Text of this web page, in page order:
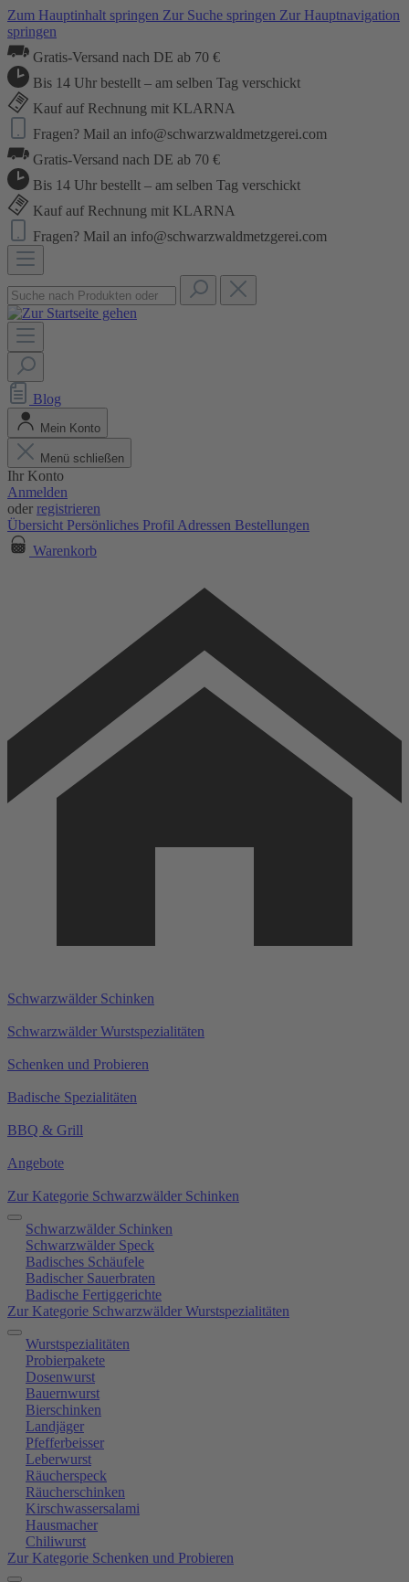
Zum Hauptinhalt springen Zur Suche springen Zur Hauptnavigation
springen
Gratis-Versand nach DE ab 70 €
Bis 14 Uhr bestellt – am selben Tag verschickt
Kauf auf Rechnung mit KLARNA
Fragen? Mail an info@schwarzwaldmetzgerei.com
Gratis-Versand nach DE ab 70 €
Bis 14 Uhr bestellt – am selben Tag verschickt
Kauf auf Rechnung mit KLARNA
Fragen? Mail an info@schwarzwaldmetzgerei.com
Blog
Mein Konto
Menü schließen
Ihr Konto
Anmelden
oder registrieren
Übersicht Persönliches Profil Adressen Bestellungen
Warenkorb
Schwarzwälder Schinken
Schwarzwälder Wurstspezialitäten
Schenken und Probieren
Badische Spezialitäten
BBQ & Grill
Angebote
Zur Kategorie Schwarzwälder Schinken
Schwarzwälder Schinken
Schwarzwälder Speck
Badisches Schäufele
Badischer Sauerbraten
Badische Fertiggerichte
Zur Kategorie Schwarzwälder Wurstspezialitäten
Wurstspezialitäten
Probierpakete
Dosenwurst
Bauernwurst
Bierschinken
Landjäger
Pfefferbeisser
Leberwurst
Räucherspeck
Räucherschinken
Kirschwassersalami
Hausmacher
Chiliwurst
Zur Kategorie Schenken und Probieren